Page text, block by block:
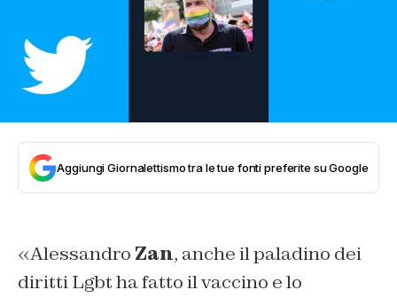
Aggiungi Giornalettismo tra le tue fonti preferite su Google
«Alessandro Zan, anche il paladino dei
diritti Lgbt ha fatto il vaccino e lo